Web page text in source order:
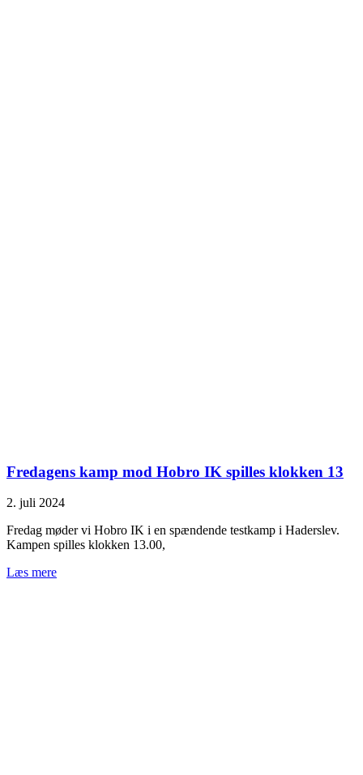
Fredagens kamp mod Hobro IK spilles klokken 13
2. juli 2024
Fredag møder vi Hobro IK i en spændende testkamp i Haderslev.
Kampen spilles klokken 13.00,
Læs mere